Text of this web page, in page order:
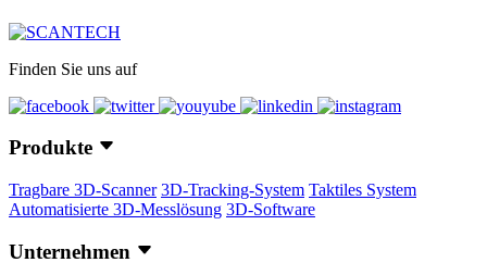
Finden Sie uns auf
Produkte
Tragbare 3D-Scanner 3D-Tracking-System Taktiles System
Automatisierte 3D-Messlösung 3D-Software
Unternehmen